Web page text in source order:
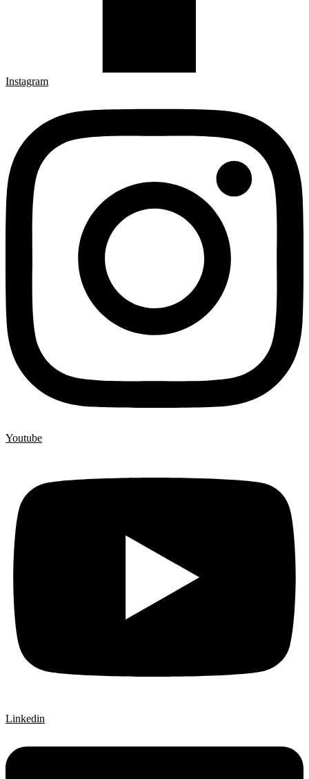
Instagram
Youtube
Linkedin